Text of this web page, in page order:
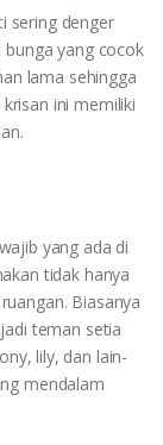
sering denger
bunga yang cocok
lama sehingga
ini memiliki
yang ada di
tidak hanya
Biasanya
teman setia
lily, dan lain-
mendalam